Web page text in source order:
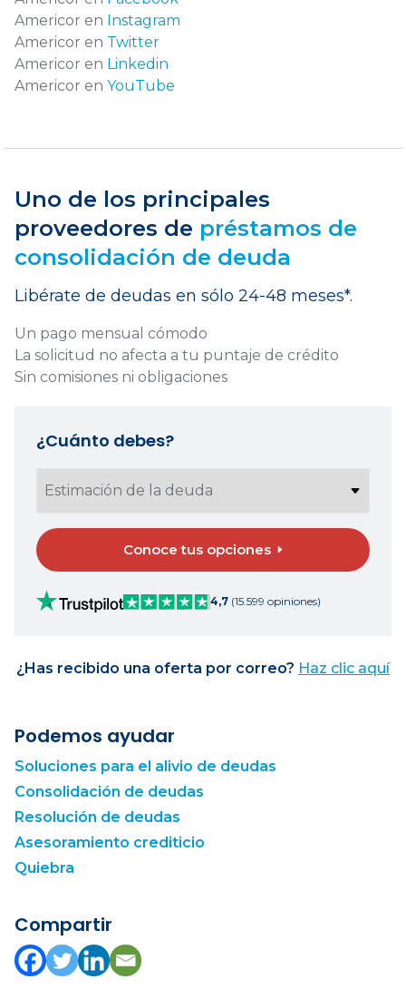
Americor en Instagram
Americor en Twitter
Americor en Linkedin
Americor en YouTube
Uno de los principales
proveedores de préstamos de
consolidación de deuda
Libérate de deudas en sólo 24-48 meses*.
Un pago mensual cómodo
La solicitud no afecta a tu puntaje de crédito
Sin comisiones ni obligaciones
¿Cuánto debes?
Conoce tus opciones
4,7 (15.599 opiniones)
¿Has recibido una oferta por correo? Haz clic aquí
Podemos ayudar
Soluciones para el alivio de deudas
Consolidación de deudas
Resolución de deudas
Asesoramiento crediticio
Quiebra
Compartir